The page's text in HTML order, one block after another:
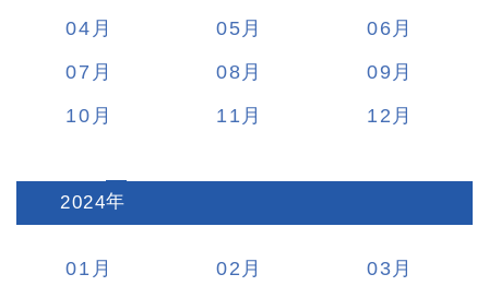
04
05
06
07
08
09
10
11 12
2024:
01 02
03